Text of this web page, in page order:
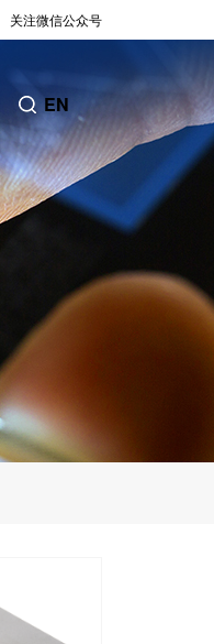
关注微信公众号
EN